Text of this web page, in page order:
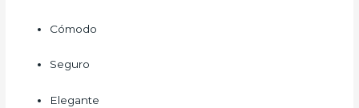
Cómodo
Seguro
Elegante